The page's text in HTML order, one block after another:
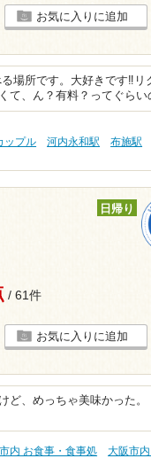
お気に入りに追加
場所です。大好きです‼︎リ
て、ん？有料？ってぐらい
ップル 河内永和駅 布施駅
日帰り
/ 61件
お気に入りに追加
ど、めっちゃ美味かった。
内 お食事・食事処 大阪市